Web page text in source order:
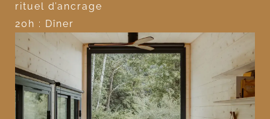
rituel d’ancrage
20h : Dîner